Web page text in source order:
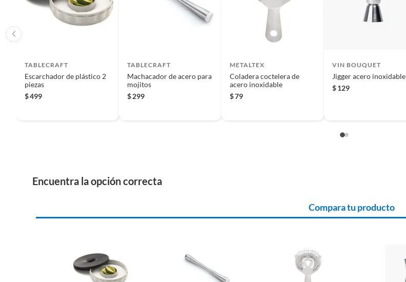
Iniciaremos el reembolso de tu dinero cuando recibamos el producto.
TABLECRAFT
Escarchador de plástico 2
piezas
$499
TABLECRAFT
Machacador de acero para
mojitos
$299
METALTEX
Coladera coctelera de
acero inoxidable
$79
VIN BOUQUET
Jigger acero inoxidable
$129
Encuentra la opción correcta
Compara tu producto